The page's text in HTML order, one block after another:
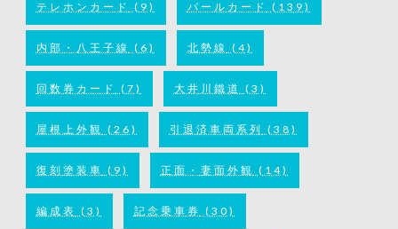
テレホンカード (9) パールカード (139)
内部・八王子線 (6) 北勢線 (4)
回数券カード (7) 大井川鐵道 (3)
屋根上外観 (26) 引退済車両系列 (38)
復刻塗装車 (9) 正面・妻面外観 (14)
編成表 (3) 記念乗車券 (30)